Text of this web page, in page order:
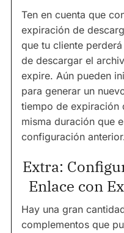
Ten en cuenta que
expiración de
que tu cliente
de descargar el
expire. Aún pueden
para generar un
tiempo de expiración
misma duración que
configuración
Extra:
Enlace con
Hay una gran
complementos que